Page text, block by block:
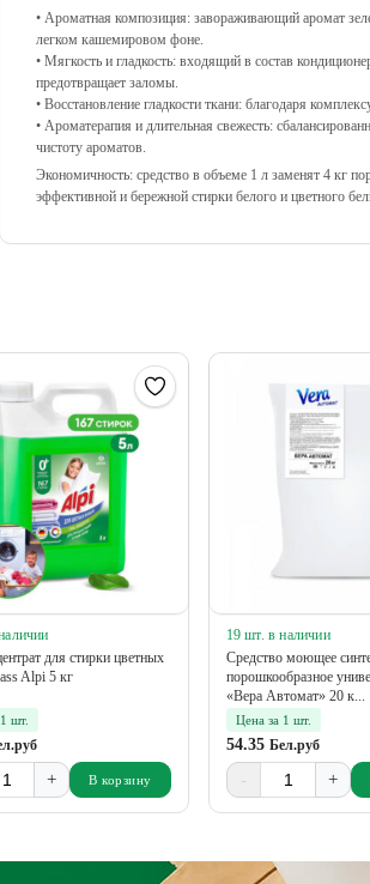
• Ароматная композиция: завораживающий аромат
легком кашемировом фоне.
• Мягкость и гладкость: входящий в состав
предотвращает заломы.
• Восстановление гладкости ткани: благодаря
• Ароматерапия и длительная свежесть:
чистоту ароматов.
Экономичность: средство в объеме 1 л заменят 4 кг
эффективной и бережной стирки белого и цветного
для стирки цветных
Alpi 5 кг
шт.
+ В корзину
19 шт. в наличии
Средство моющее
порошкообразное
«Вера Автомат» 20 к...
Цена за 1 шт.
54.35 Бел.руб
- +